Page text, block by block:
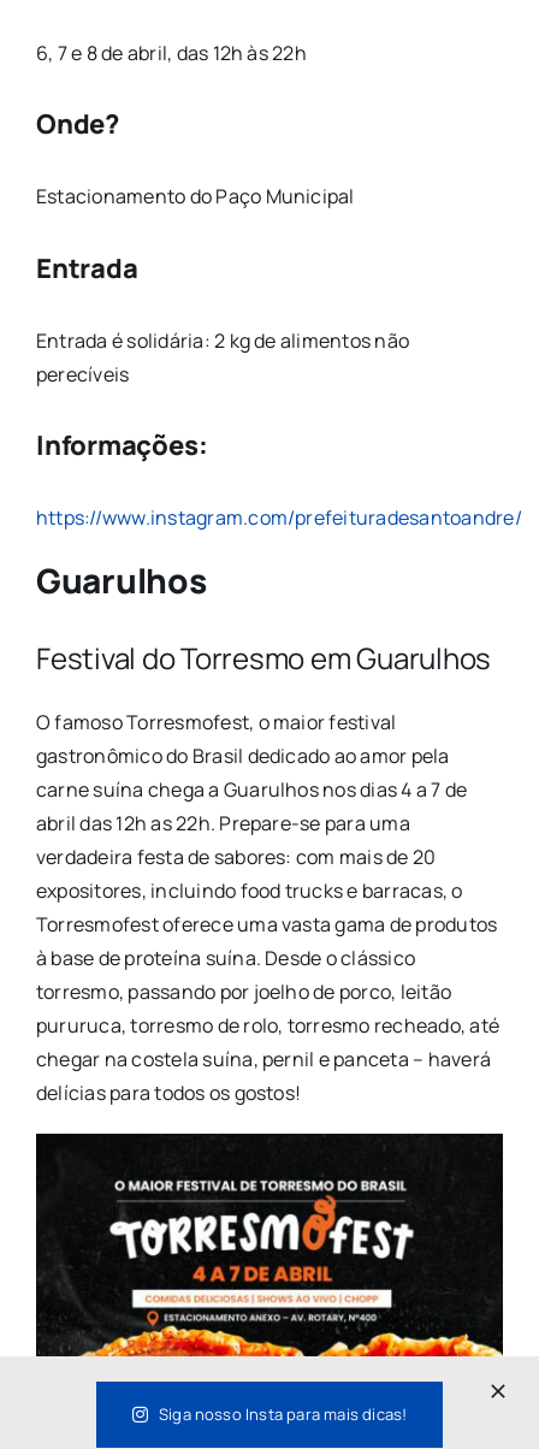
6, 7 e 8 de abril, das 12h às 22h
Onde?
Estacionamento do Paço Municipal
Entrada
Entrada é solidária: 2 kg de alimentos não
perecíveis
Informações:
https://www.instagram.com/prefeituradesantoandre/
Guarulhos
Festival do Torresmo em Guarulhos
O famoso Torresmofest, o maior festival
gastronômico do Brasil dedicado ao amor pela
carne suína chega a Guarulhos nos dias 4 a 7 de
abril das 12h as 22h. Prepare-se para uma
verdadeira festa de sabores: com mais de 20
expositores, incluindo food trucks e barracas, o
Torresmofest oferece uma vasta gama de produtos
à base de proteína suína. Desde o clássico
torresmo, passando por joelho de porco, leitão
pururuca, torresmo de rolo, torresmo recheado, até
chegar na costela suína, pernil e panceta – haverá
delícias para todos os gostos!
Siga nosso Insta para mais dicas!